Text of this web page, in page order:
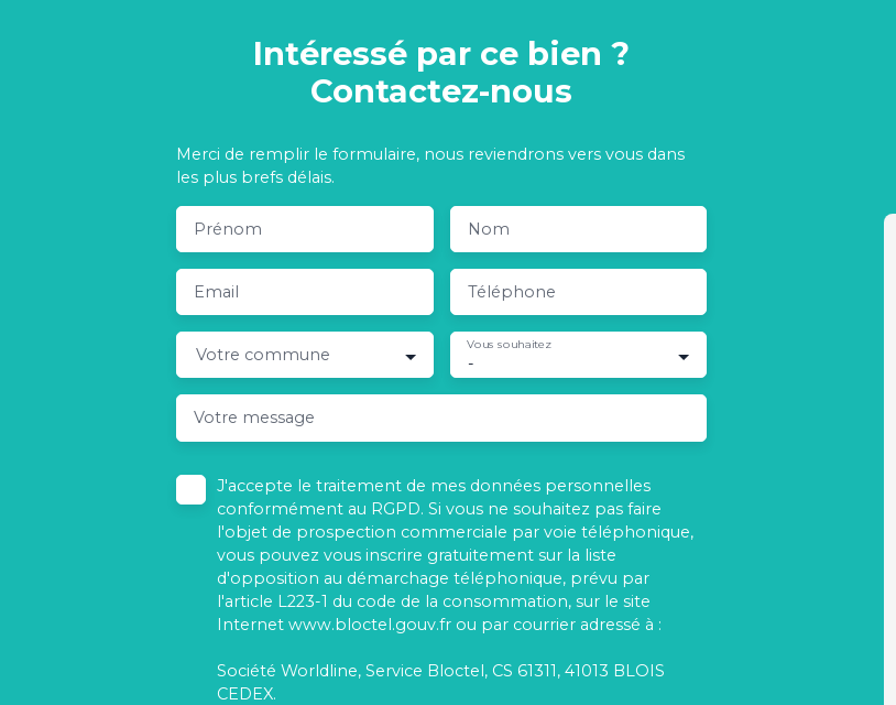
Intéressé par ce bien ?
Contactez-nous
Merci de remplir le formulaire, nous reviendrons vers vous dans
les plus brefs délais.
Prénom Nom
Email Téléphone
Votre commune -
Vous souhaitez
Votre message
J'accepte le traitement de mes données personnelles
conformément au RGPD. Si vous ne souhaitez pas faire
l'objet de prospection commerciale par voie téléphonique,
vous pouvez vous inscrire gratuitement sur la liste
d'opposition au démarchage téléphonique, prévu par
l'article L223-1 du code de la consommation, sur le site
Internet www.bloctel.gouv.fr ou par courrier adressé à :
Société Worldline, Service Bloctel, CS 61311, 41013 BLOIS
CEDEX.